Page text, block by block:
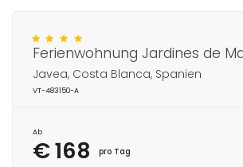
Ferienwohnung Jardines de
Javea, Costa Blanca, Spanien
VT-483150-A
Ab
€ 168 pro Tag